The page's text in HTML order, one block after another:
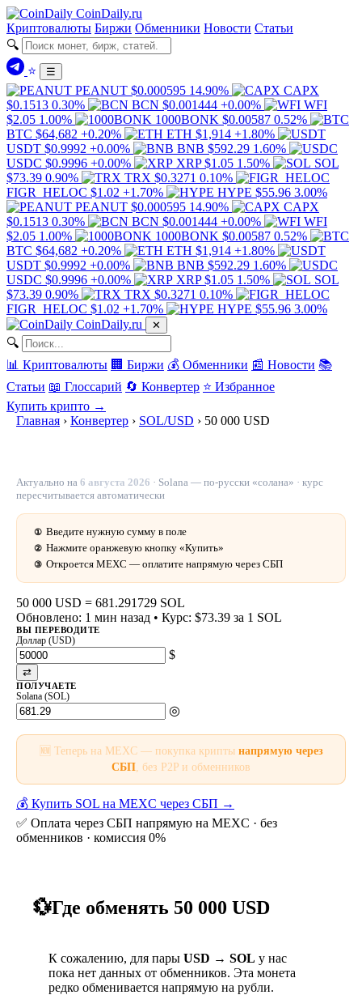
CoinDaily.ru
Криптовалюты Биржи Обменники Новости Статьи
🔍
⭐
☰
PEANUT $0.000595 14.90%
CAPX
$0.1513 0.30% BCN $0.001444 +0.00%
WFI
$2.05 1.00% 1000BONK $0.00587 0.52%
BTC $64,682 +0.20% ETH $1,914 +1.80%
USDT $0.9992 +0.00% BNB $592.29 1.60%
USDC $0.9996 +0.00% XRP $1.05 1.50%
SOL
$73.39 0.90% TRX $0.3271 0.10%
FIGR_HELOC $1.02 +1.70% HYPE $55.96 3.00%
PEANUT $0.000595 14.90%
CAPX
$0.1513 0.30% BCN $0.001444 +0.00%
WFI
$2.05 1.00% 1000BONK $0.00587 0.52%
BTC $64,682 +0.20% ETH $1,914 +1.80%
USDT $0.9992 +0.00% BNB $592.29 1.60%
USDC $0.9996 +0.00% XRP $1.05 1.50%
SOL
$73.39 0.90% TRX $0.3271 0.10%
FIGR_HELOC $1.02 +1.70% HYPE $55.96 3.00%
CoinDaily.ru ✕
🔍
📊 Криптовалюты 🏢 Биржи 💰 Обменники 📰 Новости 📚
Статьи 📖 Глоссарий 🔄 Конвертер ⭐ Избранное
Купить крипто →
Главная › Конвертер › SOL/USD › 50 000 USD
Актуально на 6 августа 2026 · Solana — по-русски «солана» · курс
пересчитывается автоматически
① Введите нужную сумму в поле
② Нажмите оранжевую кнопку «Купить»
③ Откроется MEXC — оплатите напрямую через СБП
50 000 USD = 681.291729 SOL
Обновлено: 1 мин назад • Курс: $73.39 за 1 SOL
ВЫ ПЕРЕВОДИТЕ
Доллар (USD)
$
⇄
ПОЛУЧАЕТЕ
Solana (SOL)
◎
🆕 Теперь на MEXC — покупка крипты напрямую через
СБП, без P2P и обменников
💰 Купить SOL на MEXC через СБП →
✅ Оплата через СБП напрямую на MEXC · без
обменников · комиссия 0%
💱Где обменять 50 000 USD
К сожалению, для пары USD → SOL у нас
пока нет данных от обменников. Эта монета
редко обменивается напрямую на рубли.